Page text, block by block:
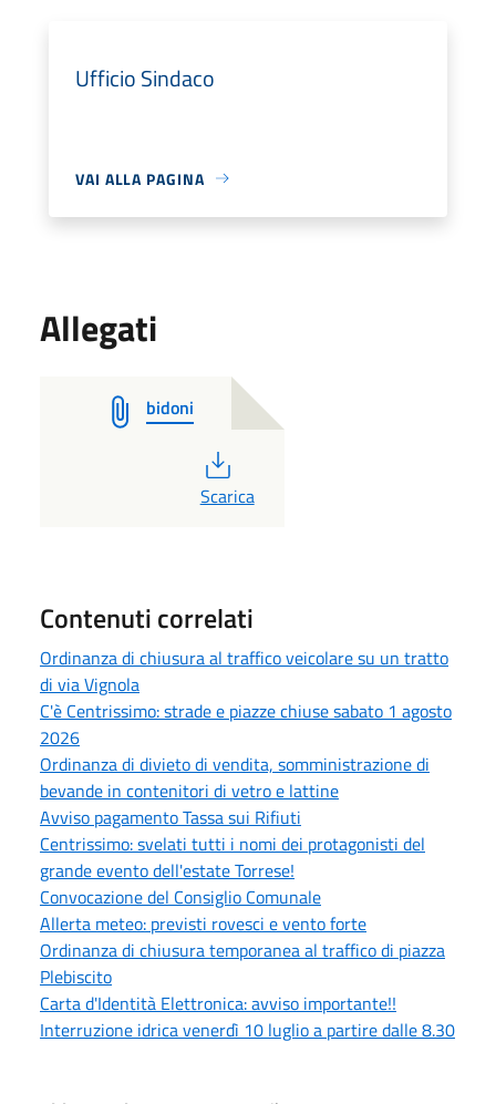
Ufficio Sindaco
VAI ALLA PAGINA
Allegati
bidoni
PDF
Scarica
Contenuti correlati
Ordinanza di chiusura al traffico veicolare su un tratto
di via Vignola
C'è Centrissimo: strade e piazze chiuse sabato 1 agosto
2026
Ordinanza di divieto di vendita, somministrazione di
bevande in contenitori di vetro e lattine
Avviso pagamento Tassa sui Rifiuti
Centrissimo: svelati tutti i nomi dei protagonisti del
grande evento dell'estate Torrese!
Convocazione del Consiglio Comunale
Allerta meteo: previsti rovesci e vento forte
Ordinanza di chiusura temporanea al traffico di piazza
Plebiscito
Carta d'Identità Elettronica: avviso importante!!
Interruzione idrica venerdì 10 luglio a partire dalle 8.30